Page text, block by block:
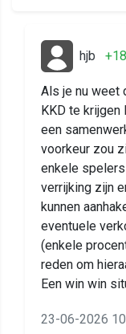
hjb
Als je nu weet
KKD te
een
voorkeur zou
enkele
verrijking zijn
kunnen
eventuele
(enkele
reden om
Een win win
23-06-2026